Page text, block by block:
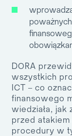
DORA
wszystkich
ICT – co
finansowego
wiedziała, jak
przed
procedury w